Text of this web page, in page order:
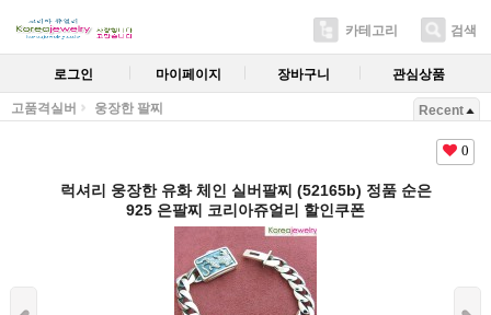
카테고리 검색
로그인 마이페이지 장바구니 관심상품
고품격실버 웅장한 팔찌 Recent
0
럭셔리 웅장한 유화 체인 실버팔찌 (52165b) 정품 순은
925 은팔찌 코리아쥬얼리 할인쿠폰